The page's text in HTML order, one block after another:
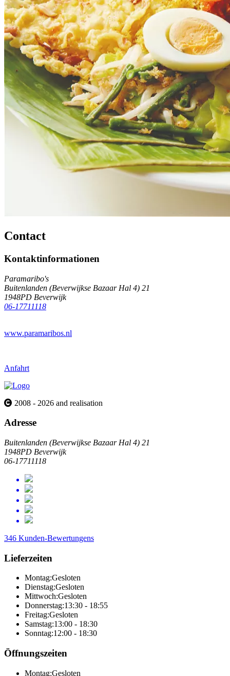
Contact
Kontaktinformationen
Paramaribo's
Buitenlanden (Beverwijkse Bazaar Hal 4) 21
1948PD Beverwijk
06-17711118
www.paramaribos.nl
Anfahrt
2008 - 2026 and realisation
Adresse
Buitenlanden (Beverwijkse Bazaar Hal 4) 21
1948PD Beverwijk
06-17711118
346 Kunden-Bewertungens
Lieferzeiten
Montag:Gesloten
Dienstag:Gesloten
Mittwoch:Gesloten
Donnerstag:13:30 - 18:55
Freitag:Gesloten
Samstag:13:00 - 18:30
Sonntag:12:00 - 18:30
Öffnungszeiten
Montag:Gesloten